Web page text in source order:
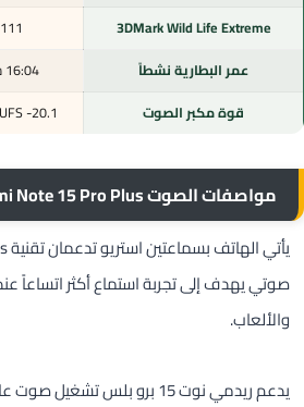
3DMark Wild Life Extreme
عمر البطارية نشطاً
16:04 ساعة
قوة مكبر الصوت
20.1- LUFS (ممتاز)
مواصفات الصوت Xiaomi Redmi Note 15 Pro Plus
صوتي يهدف إلى تجربة استماع أكثر اتساعاً
والألعاب.